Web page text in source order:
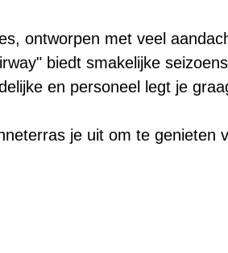
ontworpen met veel
biedt smakelijke
en personeel legt je
je uit om te genieten